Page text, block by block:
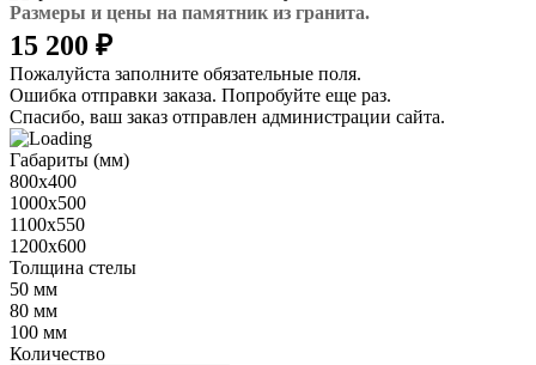
Размеры и цены на памятник из гранита.
15 200 ₽
Пожалуйста заполните обязательные поля.
Ошибка отправки заказа. Попробуйте еще раз.
Спасибо, ваш заказ отправлен администрации сайта.
Габариты (мм)
800х400
1000х500
1100х550
1200х600
Толщина стелы
50 мм
80 мм
100 мм
Количество